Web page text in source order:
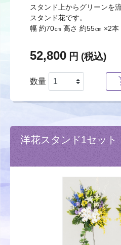
スタンド上からグリーンを
スタンド花です。
幅 約70㎝ 高さ 約55㎝ ×2本
52,800 円 (税込)
数量
洋花スタンド1セット